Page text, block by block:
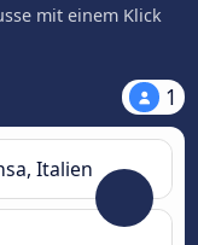
mit einem Klick
1